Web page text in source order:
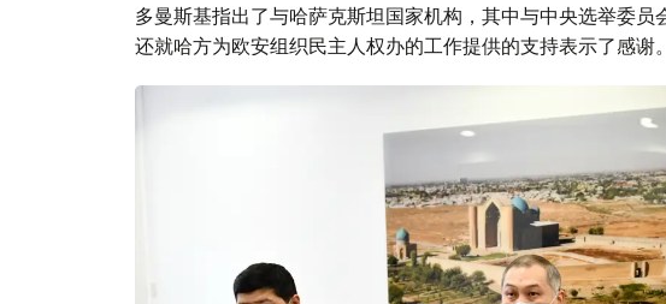
多曼斯基指出了与哈萨克斯坦国家机构，其中与中央选举委
还就哈方为欧安组织民主人权办的工作提供的支持表示了感谢。